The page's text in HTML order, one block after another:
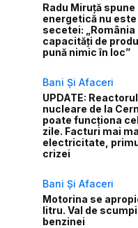
Radu Miruță spune
energetică nu
secetei: „România
capacități de
pună nimic în loc”
Bani Și Afaceri
UPDATE:
nucleare de la
poate funcționa
zile. Facturi mai
electricitate,
crizei
Bani Și Afaceri
Motorina se
litru. Val de
benzinei